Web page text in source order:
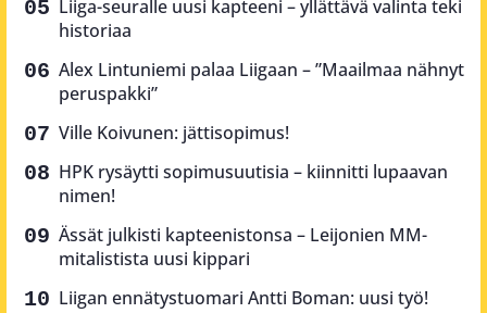
Liiga-seuralle uusi kapteeni – yllättävä valinta teki
historiaa
Alex Lintuniemi palaa Liigaan – ”Maailmaa nähnyt
peruspakki”
Ville Koivunen: jättisopimus!
HPK rysäytti sopimusuutisia – kiinnitti lupaavan
nimen!
Ässät julkisti kapteenistonsa – Leijonien MM-
mitalistista uusi kippari
Liigan ennätystuomari Antti Boman: uusi työ!